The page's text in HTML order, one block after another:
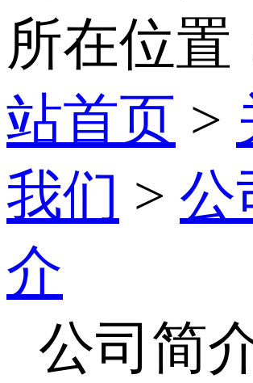
所在位置
站首页 >
我们 > 公
介
公司简